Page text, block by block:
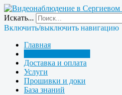
Искать...
Включить/выключить навигацию
Главная
Доставка и оплата
Услуги
Прошивки и доки
База знаний